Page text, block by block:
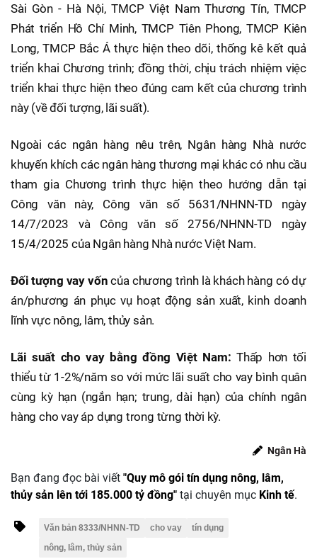
Sài Gòn - Hà Nội, TMCP Việt Nam Thương Tín, TMCP
Phát triển Hồ Chí Minh, TMCP Tiên Phong, TMCP Kiên
Long, TMCP Bắc Á thực hiện theo dõi, thống kê kết quả
triển khai Chương trình; đồng thời, chịu trách nhiệm việc
triển khai thực hiện theo đúng cam kết của chương trình
này (về đối tượng, lãi suất).
Ngoài các ngân hàng nêu trên, Ngân hàng Nhà nước
khuyến khích các ngân hàng thương mại khác có nhu cầu
tham gia Chương trình thực hiện theo hướng dẫn tại
Công văn này, Công văn số 5631/NHNN-TD ngày
14/7/2023 và Công văn số 2756/NHNN-TD ngày
15/4/2025 của Ngân hàng Nhà nước Việt Nam.
Đối tượng vay vốn của chương trình là khách hàng có dự
án/phương án phục vụ hoạt động sản xuất, kinh doanh
lĩnh vực nông, lâm, thủy sản.
Lãi suất cho vay bằng đồng Việt Nam:Thấp hơn tối
thiểu từ 1-2%/năm so với mức lãi suất cho vay bình quân
cùng kỳ hạn (ngắn hạn; trung, dài hạn) của chính ngân
hàng cho vay áp dụng trong từng thời kỳ.
Ngân Hà
Bạn đang đọc bài viết "Quy mô gói tín dụng nông, lâm,
thủy sản lên tới 185.000 tỷ đồng" tại chuyên mục Kinh tế.
Văn bản 8333/NHNN-TD cho vay
tín dụng
nông, lâm, thủy sản